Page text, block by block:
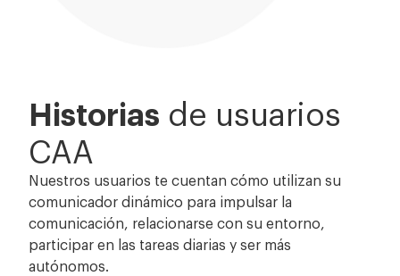
Historias de usuarios
CAA
Nuestros usuarios te cuentan cómo utilizan su
comunicador dinámico para impulsar la
comunicación, relacionarse con su entorno,
participar en las tareas diarias y ser más
autónomos.